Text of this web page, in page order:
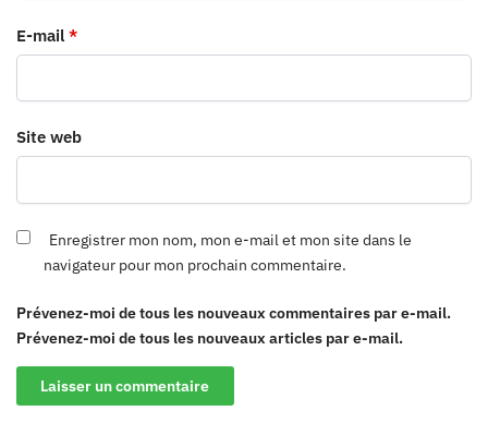
E-mail *
Site web
Enregistrer mon nom, mon e-mail et mon site dans le
navigateur pour mon prochain commentaire.
Prévenez-moi de tous les nouveaux commentaires par e-mail.
Prévenez-moi de tous les nouveaux articles par e-mail.